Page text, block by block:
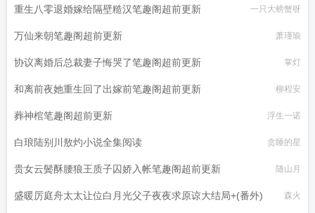
重生八零退婚嫁给隔壁糙汉笔趣阁超前更新 一只大螃蟹呀
万仙来朝笔趣阁超前更新 萧瑾瑜
协议离婚后总裁妻子悔哭了笔趣阁超前更新 掌灯
和离前夜她重生回了出嫁前笔趣阁超前更新 柳程安
葬神棺笔趣阁超前更新 浮生一诺
白琅陆别川敖灼小说全集阅读 贪睡的星
贵女云鬓酥腰狼王质子囚娇入帐笔趣阁超前更新 随山月
盛暖厉庭舟太太让位白月光父子夜夜求原谅大结局+(番外) 森火